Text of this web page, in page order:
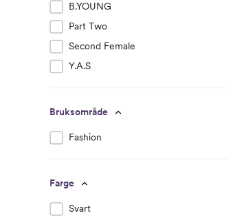
B.YOUNG
Part Two
Second Female
Y.A.S
Bruksområde
Fashion
Farge
Svart